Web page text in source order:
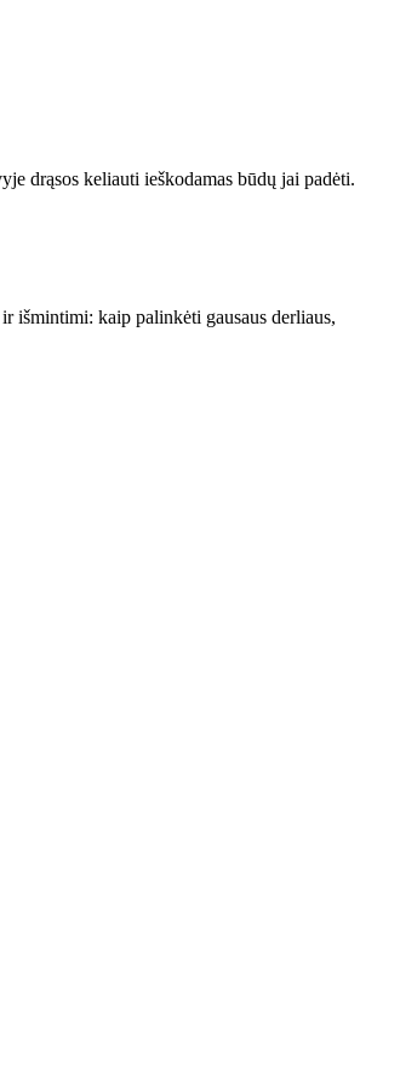
drąsos keliauti ieškodamas būdų jai padėti.
išmintimi: kaip palinkėti gausaus derliaus,